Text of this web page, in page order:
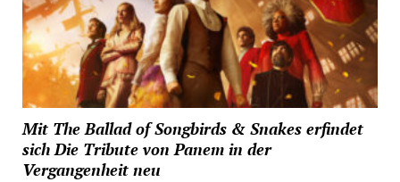
Mit The Ballad of Songbirds & Snakes erfindet
sich Die Tribute von Panem in der
Vergangenheit neu